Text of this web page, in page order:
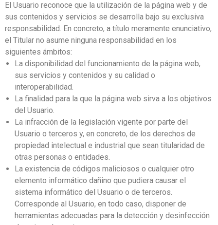
El Usuario reconoce que la utilización de la página web y de
sus contenidos y servicios se desarrolla bajo su exclusiva
responsabilidad. En concreto, a título meramente enunciativo,
el Titular no asume ninguna responsabilidad en los
siguientes ámbitos:
La disponibilidad del funcionamiento de la página web,
sus servicios y contenidos y su calidad o
interoperabilidad.
La finalidad para la que la página web sirva a los objetivos
del Usuario.
La infracción de la legislación vigente por parte del
Usuario o terceros y, en concreto, de los derechos de
propiedad intelectual e industrial que sean titularidad de
otras personas o entidades.
La existencia de códigos maliciosos o cualquier otro
elemento informático dañino que pudiera causar el
sistema informático del Usuario o de terceros.
Corresponde al Usuario, en todo caso, disponer de
herramientas adecuadas para la detección y desinfección